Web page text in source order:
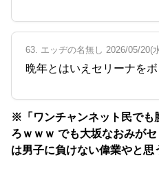
63. エッヂの名無し 2026/05/20(
晩年とはいえセリーナを
※「ワンチャンネット民でも
ろｗｗｗ でも大坂なおみが
は男子に負けない偉業やと思